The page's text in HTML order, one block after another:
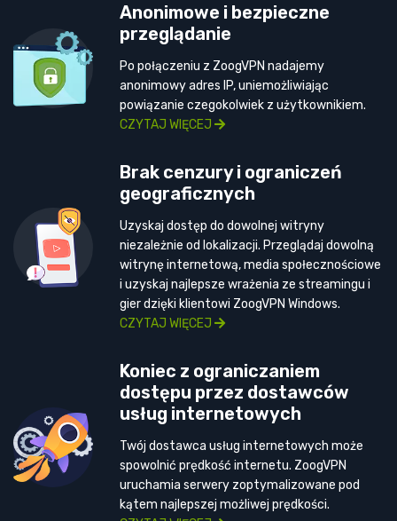
Anonimowe i bezpieczne
przeglądanie
Po połączeniu z ZoogVPN nadajemy
anonimowy adres IP, uniemożliwiając
powiązanie czegokolwiek z użytkownikiem.
CZYTAJ WIĘCEJ
Brak cenzury i ograniczeń
geograficznych
Uzyskaj dostęp do dowolnej witryny
niezależnie od lokalizacji. Przeglądaj dowolną
witrynę internetową, media społecznościowe
i uzyskaj najlepsze wrażenia ze streamingu i
gier dzięki klientowi ZoogVPN Windows.
CZYTAJ WIĘCEJ
Koniec z ograniczaniem
dostępu przez dostawców
usług internetowych
Twój dostawca usług internetowych może
spowolnić prędkość internetu. ZoogVPN
uruchamia serwery zoptymalizowane pod
kątem najlepszej możliwej prędkości.